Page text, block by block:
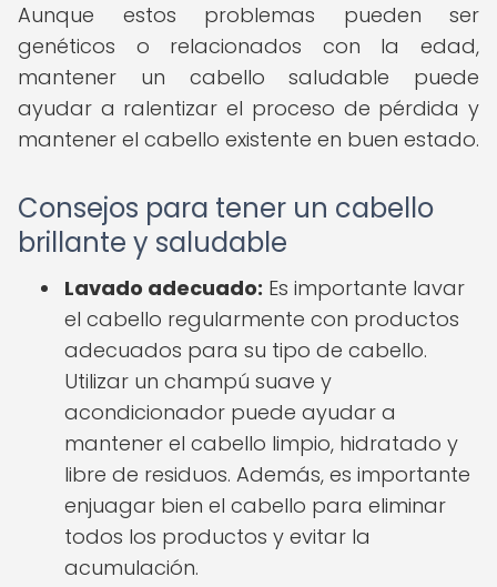
Aunque estos problemas pueden ser
genéticos o relacionados con la edad,
mantener un cabello saludable puede
ayudar a ralentizar el proceso de pérdida y
mantener el cabello existente en buen estado.
Consejos para tener un cabello
brillante y saludable
Lavado adecuado: Es importante lavar
el cabello regularmente con productos
adecuados para su tipo de cabello.
Utilizar un champú suave y
acondicionador puede ayudar a
mantener el cabello limpio, hidratado y
libre de residuos. Además, es importante
enjuagar bien el cabello para eliminar
todos los productos y evitar la
acumulación.